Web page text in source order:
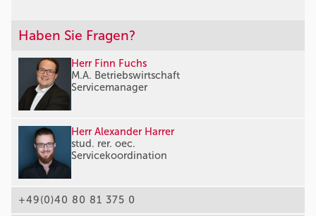
Haben Sie Fragen?
Herr Finn Fuchs
M.A. Betriebswirtschaft
Servicemanager
Herr Alexander Harrer
stud. rer. oec.
Servicekoordination
+49(0)40 80 81 375 0